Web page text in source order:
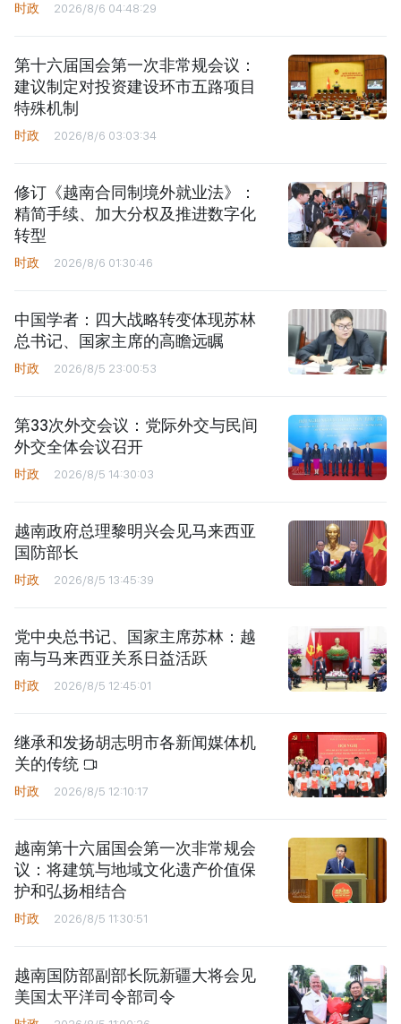
时政 2026/8/6 04:48:29
第十六届国会第一次非常规会议：
建议制定对投资建设环市五路项目
特殊机制
时政 2026/8/6 03:03:34
修订《越南合同制境外就业法》：
精简手续、加大分权及推进数字化
转型
时政 2026/8/6 01:30:46
中国学者：四大战略转变体现苏林
总书记、国家主席的高瞻远瞩
时政 2026/8/5 23:00:53
第33次外交会议：党际外交与民间
外交全体会议召开
时政 2026/8/5 14:30:03
越南政府总理黎明兴会见马来西亚
国防部长
时政 2026/8/5 13:45:39
党中央总书记、国家主席苏林：越
南与马来西亚关系日益活跃
时政 2026/8/5 12:45:01
继承和发扬胡志明市各新闻媒体机
关的传统
时政 2026/8/5 12:10:17
越南第十六届国会第一次非常规会
议：将建筑与地域文化遗产价值保
护和弘扬相结合
时政 2026/8/5 11:30:51
越南国防部副部长阮新疆大将会见
美国太平洋司令部司令